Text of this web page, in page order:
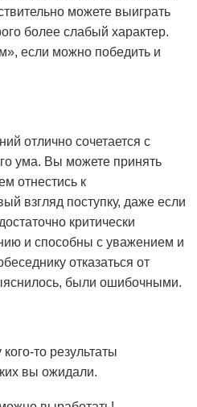
можете выиграть
более слабый характер.
если можно победить и
отлично сочетается с
ума. Вы можете принять
отнестись к
взгляд поступку, даже если
критически
и способны с уважением и
отказаться от
были ошибочными.
то результаты
вы ожидали.